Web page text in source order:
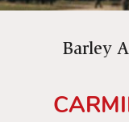
Barley